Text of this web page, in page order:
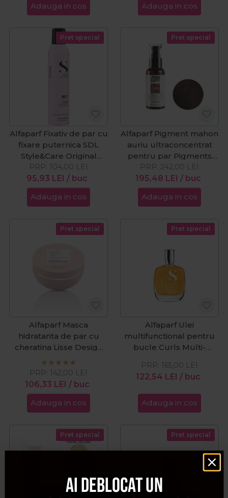
Adauga in cos Adauga in cos
Pret special
Alfaparf Fixativ de par cu
fixare puternica SDL
Style&Care Original
300ml
95,93 LEI / buc
PRP: 104,00 LEI
Adauga in cos
Pret special
Alfaparf Pigment mahon
auriu ultraconcentrat
pentru par Pigments
Golden Mahogany 90ml
195,48 LEI / buc
PRP: 242,00 LEI
Adauga in cos
Pret special
Alfaparf Masca
hidratanta de par cu
cheratina Lisse Design
Keratin Therapy 200ml
106,33 LEI / buc
PRP: 142,00 LEI
Adauga in cos
Pret special
Alfaparf Ulei
multifunctional pentru
bucle Curls Multi-
122,54 LEI / buc
PRP: 165,00 LEI
Adauga in cos
Pret special Pret special
Ai deblocat un